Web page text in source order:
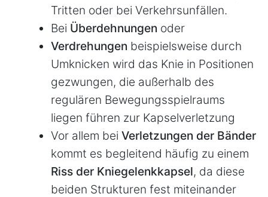
Tritten oder bei Verkehrsunfällen.
Bei Überdehnungen oder
Verdrehungen beispielsweise durch
Umknicken wird das Knie in Positionen
gezwungen, die außerhalb des
regulären Bewegungsspielraums
liegen führen zur Kapselverletzung
Vor allem bei Verletzungen der Bänder
kommt es begleitend häufig zu einem
Riss der Kniegelenkkapsel, da diese
beiden Strukturen fest miteinander